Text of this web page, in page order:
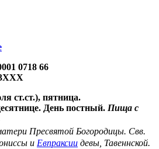
0718 66
ст.ст.), пятница.
День постный. Пища с
Пресвятой Богородицы. Свв.
и Евпраксии девы, Тавеннской.